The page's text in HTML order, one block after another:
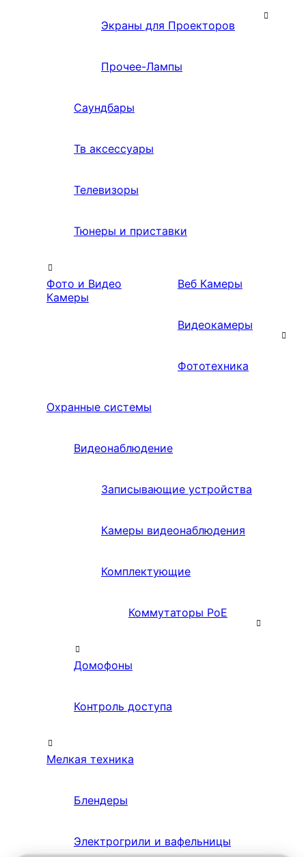
Экраны для Проекторов
Прочее-Лампы
Саундбары
Тв аксессуары
Телевизоры
Тюнеры и приставки
Фото и Видео
Камеры
Веб Камеры
Видеокамеры
Фототехника
Охранные системы
Видеонаблюдение
Записывающие устройства
Камеры видеонаблюдения
Комплектующие
Коммутаторы PoE
Домофоны
Контроль доступа
Мелкая техника
Блендеры
Электрогрили и вафельницы